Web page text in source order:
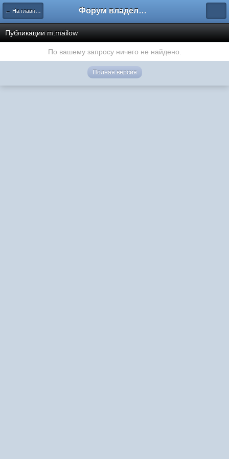
← На главную Форум владельцев интернет-магазинов
Публикации m.mailow
По вашему запросу ничего не найдено.
Полная версия